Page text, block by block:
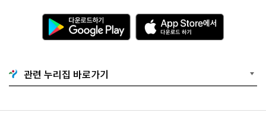
다
운
로
기
G
o
g
A
p
p
e
서
관련 누리집 바로가기